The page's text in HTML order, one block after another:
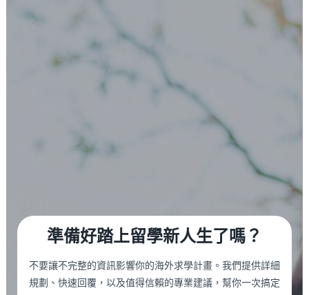
準備好踏上留學新人生了嗎？
不要讓不完整的資訊影響你的海外求學計畫。我們提供詳細
規劃、快速回覆，以及值得信賴的專業建議，幫你一次搞定